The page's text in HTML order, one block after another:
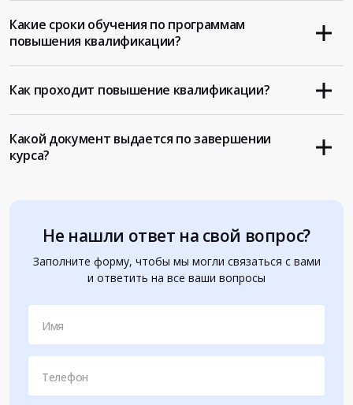
Не нашли ответ на свой вопрос?
Заполните форму, чтобы мы могли связаться с вами
и ответить на все ваши вопросы
Имя
Телефон
Какие сроки обучения по программам
повышения квалификации?
Как проходит повышение квалификации?
Какой документ выдается по завершении
курса?